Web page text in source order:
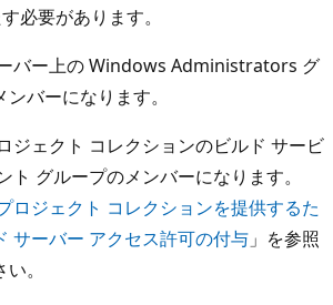
必要があります。
バー上の Windows Administrators グ
バーになります。
ジェクト コレクションのビルド サービ
ト グループのメンバーになります。
ロジェクト コレクションを提供するた
サーバー アクセス許可の付与 」を参照
。